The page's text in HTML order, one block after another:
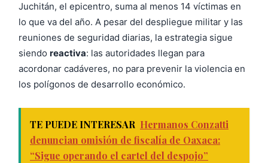
Juchitán, el epicentro, suma al menos 14 víctimas en
lo que va del año. A pesar del despliegue militar y las
reuniones de seguridad diarias, la estrategia sigue
siendo reactiva: las autoridades llegan para
acordonar cadáveres, no para prevenir la violencia en
los polígonos de desarrollo económico.
TE PUEDE INTERESAR Hermanos Conzatti
denuncian omisión de fiscalía de Oaxaca:
“Sigue operando el cartel del despojo”